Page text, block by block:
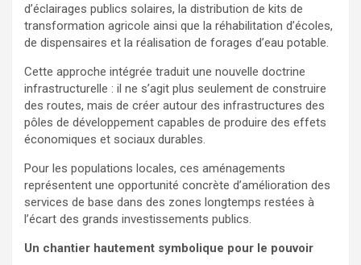
d’éclairages publics solaires, la distribution de kits de
transformation agricole ainsi que la réhabilitation d’écoles,
de dispensaires et la réalisation de forages d’eau potable.
Cette approche intégrée traduit une nouvelle doctrine
infrastructurelle : il ne s’agit plus seulement de construire
des routes, mais de créer autour des infrastructures des
pôles de développement capables de produire des effets
économiques et sociaux durables.
Pour les populations locales, ces aménagements
représentent une opportunité concrète d’amélioration des
services de base dans des zones longtemps restées à
l’écart des grands investissements publics.
Un chantier hautement symbolique pour le pouvoir